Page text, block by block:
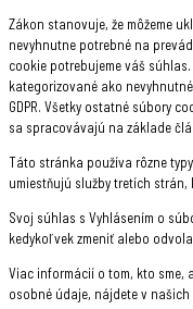
Zákon stanovuje, že môžeme
nevyhnutne potrebné na
cookie potrebujeme váš
kategorizované ako
GDPR. Všetky ostatné súbory
sa spracovávajú na základe
Táto stránka používa rôzne
umiestňujú služby tretích
Svoj súhlas s Vyhlásením o
kedykoľvek zmeniť alebo
Viac informácií o tom, kto sme,
osobné údaje, nájdete v